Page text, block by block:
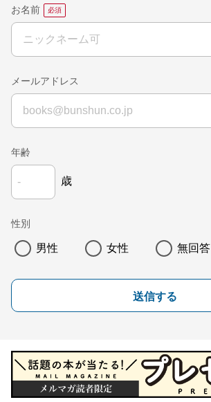
お名前
メールアドレス
年齢
歳
性別
男性 女性 無回答
送信する